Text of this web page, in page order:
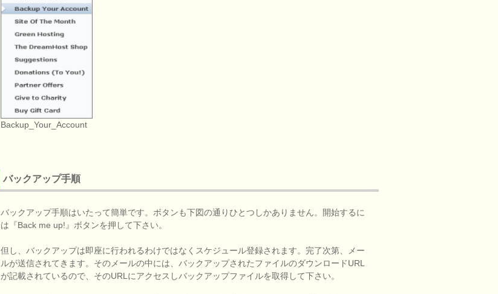
Backup_Your_Account
バックアップ手順
バックアップ手順はいたって簡単です。ボタンも下図の通りひとつしかありません。開始するに
は『Back me up!』ボタンを押して下さい。
但し、バックアップは即座に行われるわけではなくスケジュール登録されます。完了次第、メー
ルが送信されてきます。そのメールの中には、バックアップされたファイルのダウンロードURL
が記載されているので、そのURLにアクセスしバックアップファイルを取得して下さい。